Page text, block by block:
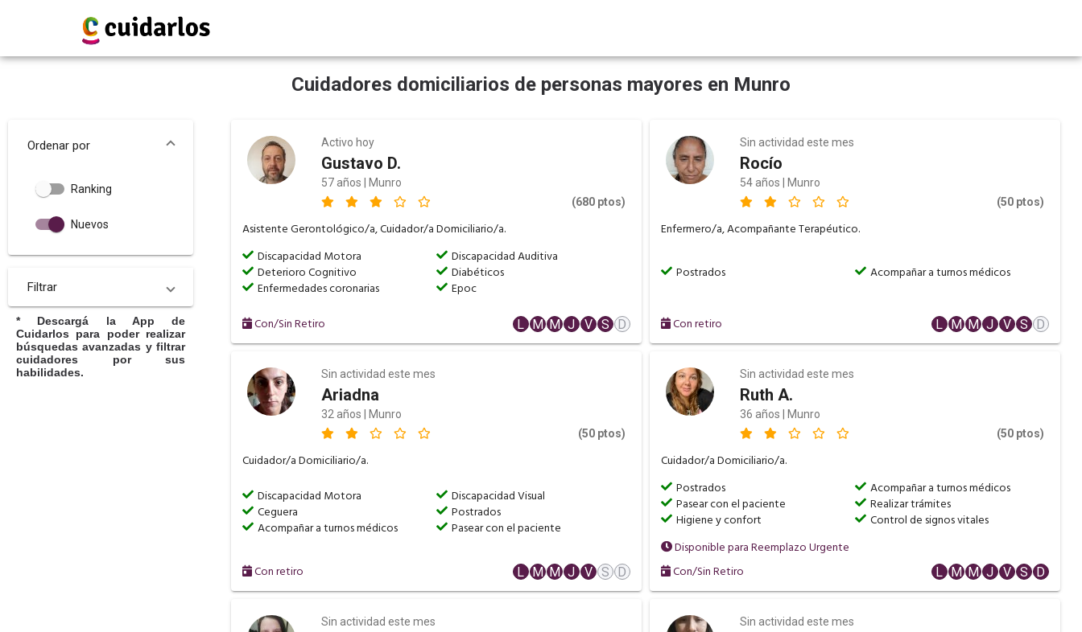
Cuidadores domiciliarios de personas mayores en Munro
Ordenar por
Ranking
Nuevos
Filtrar
* Descargá la App de
Cuidarlos para poder realizar
búsquedas avanzadas y filtrar
cuidadores por sus
habilidades.
Activo hoy
Gustavo D.
57 años | Munro
(680 ptos)
Asistente Gerontológico/a, Cuidador/a Domiciliario/a.
Discapacidad Motora
Discapacidad Auditiva
Deterioro Cognitivo
Diabéticos
Enfermedades coronarias
Epoc
Con/Sin Retiro L M M J V S D
Sin actividad este mes
Rocío
54 años | Munro
(50 ptos)
Enfermero/a, Acompañante Terapéutico.
Postrados Acompañar a turnos médicos
Con retiro L M M J V S D
Sin actividad este mes
Ariadna
32 años | Munro
(50 ptos)
Cuidador/a Domiciliario/a.
Discapacidad Motora
Discapacidad Visual
Ceguera
Postrados
Acompañar a turnos médicos
Pasear con el paciente
Con retiro L M M J V S D
Sin actividad este mes
Ruth A.
36 años | Munro
(50 ptos)
Cuidador/a Domiciliario/a.
Postrados
Acompañar a turnos médicos
Pasear con el paciente
Realizar trámites
Higiene y confort
Control de signos vitales
Disponible para Reemplazo Urgente
Con/Sin Retiro
L M M J V S D
Sin actividad este mes Sin actividad este mes